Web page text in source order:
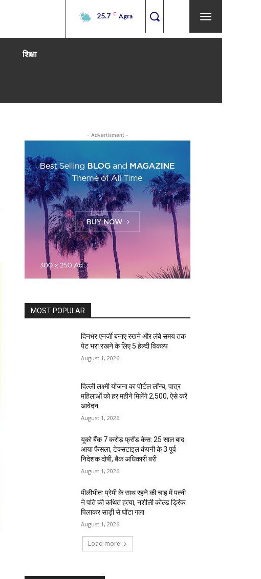
25.7 C Agra
शिक्षा
- Advertisment -
MOST POPULAR
दिनभर एनर्जी बनाए रखने और लंबे समय तक
पेट भरा रखने के लिए 5 हेल्दी विकल्प
August 1, 2026
दिल्ली लक्ष्मी योजना का पोर्टल लॉन्च, पात्र
महिलाओं को हर महीने मिलेंगे ₹2,500, ऐसे करें
आवेदन
August 1, 2026
यूको बैंक 7 करोड़ फ्रॉड केस: 25 साल बाद
आया फैसला, टेक्सटाइल कंपनी के 3 पूर्व
निदेशक दोषी, बैंक अधिकारी बरी
August 1, 2026
पीलीभीत: प्रेमी के साथ रहने की चाह में पत्नी
ने पति की कथित हत्या, नशीली कोल्ड ड्रिंक
पिलाकर साड़ी से घोंटा गला
August 1, 2026
Load more